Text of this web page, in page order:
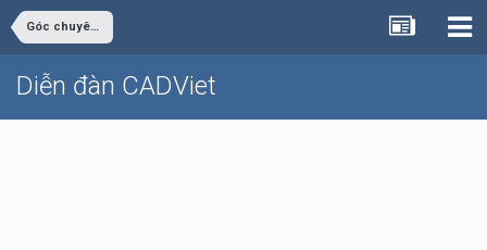
Góc chuyên ngành
Diễn đàn CADViet